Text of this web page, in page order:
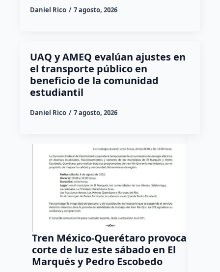
Daniel Rico 7 agosto, 2026
UAQ y AMEQ evalúan ajustes en
el transporte público en
beneficio de la comunidad
estudiantil
Daniel Rico 7 agosto, 2026
Tren México-Querétaro provoca
corte de luz este sábado en El
Marqués y Pedro Escobedo